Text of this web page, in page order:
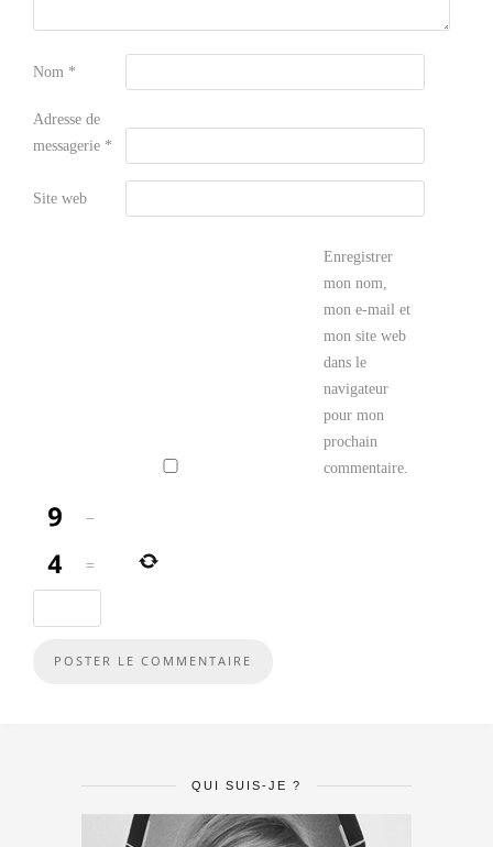
Nom *
Adresse de
messagerie *
Site web
Enregistrer
mon nom,
mon e-mail et
mon site web
dans le
navigateur
pour mon
prochain
commentaire.
−
=
QUI SUIS-JE ?